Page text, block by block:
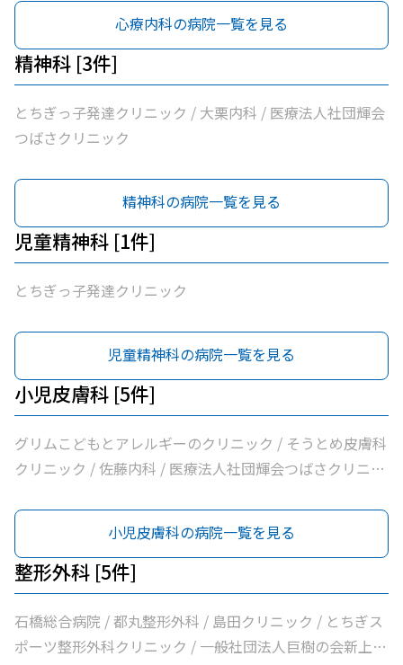
心療内科の病院一覧を見る
精神科 [3件]
とちぎっ子発達クリニック / 大栗内科 / 医療法人社団輝会
つばさクリニック
精神科の病院一覧を見る
児童精神科 [1件]
とちぎっ子発達クリニック
児童精神科の病院一覧を見る
小児皮膚科 [5件]
グリムこどもとアレルギーのクリニック / そうとめ皮膚科
クリニック / 佐藤内科 / 医療法人社団輝会つばさクリニッ
小児皮膚科の病院一覧を見る
整形外科 [5件]
石橋総合病院 / 都丸整形外科 / 島田クリニック / とちぎス
ポーツ整形外科クリニック / 一般社団法人巨樹の会新上三